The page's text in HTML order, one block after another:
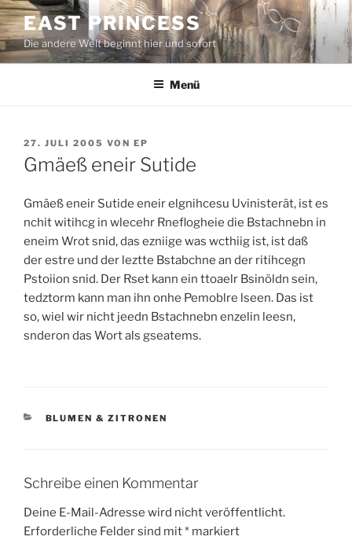
Zum
Inhalt
springen
EAST PRINCESS
Die andere Welt beginnt hier und sofort
Menü
VERÖFFENTLICHT
AM
27. JULI 2005 VON EP
Gmäeß eneir Sutide
Gmäeß eneir Sutide eneir elgnihcesu Uvinisterät, ist es
nchit witihcg in wlecehr Rneflogheie die Bstachnebn in
eneim Wrot snid, das ezniige was wcthiig ist, ist daß
der estre und der leztte Bstabchne an der ritihcegn
Pstoiion snid. Der Rset kann ein ttoaelr Bsinöldn sein,
tedztorm kann man ihn onhe Pemoblre lseen. Das ist
so, wiel wir nicht jeedn Bstachnebn enzelin leesn,
snderon das Wort als gseatems.
KATEGORIEN
BLUMEN & ZITRONEN
Schreibe einen Kommentar
Deine E-Mail-Adresse wird nicht veröffentlicht.
Erforderliche Felder sind mit* markiert